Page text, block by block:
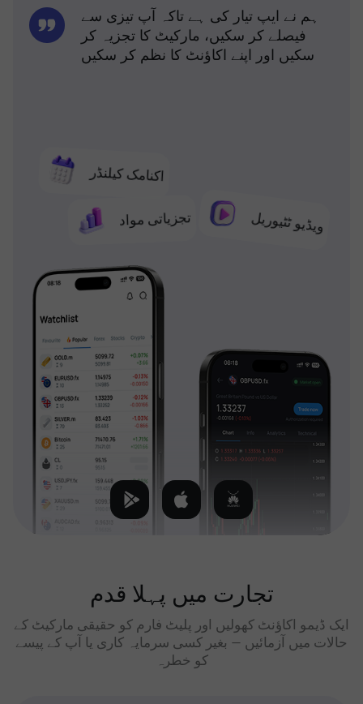
اکنامک کیلنڈر
تجزیاتی مواد ویڈیو ٹٹیوریل
ہم نے ایپ تیار کی ہے تاکہ آپ تیزی سے
فیصلے کر سکیں، مارکیٹ کا تجزیہ کر
سکیں اور اپنے اکاؤنٹ کا نظم کر سکیں
تجارت میں پہلا قدم
ایک ڈیمو اکاؤنٹ کھولیں اور پلیٹ فارم کو حقیقی مارکیٹ کے
حالات میں آزمائیں — بغیر کسی سرمایہ کاری یا آپ کے پیسے
کو خطرہ